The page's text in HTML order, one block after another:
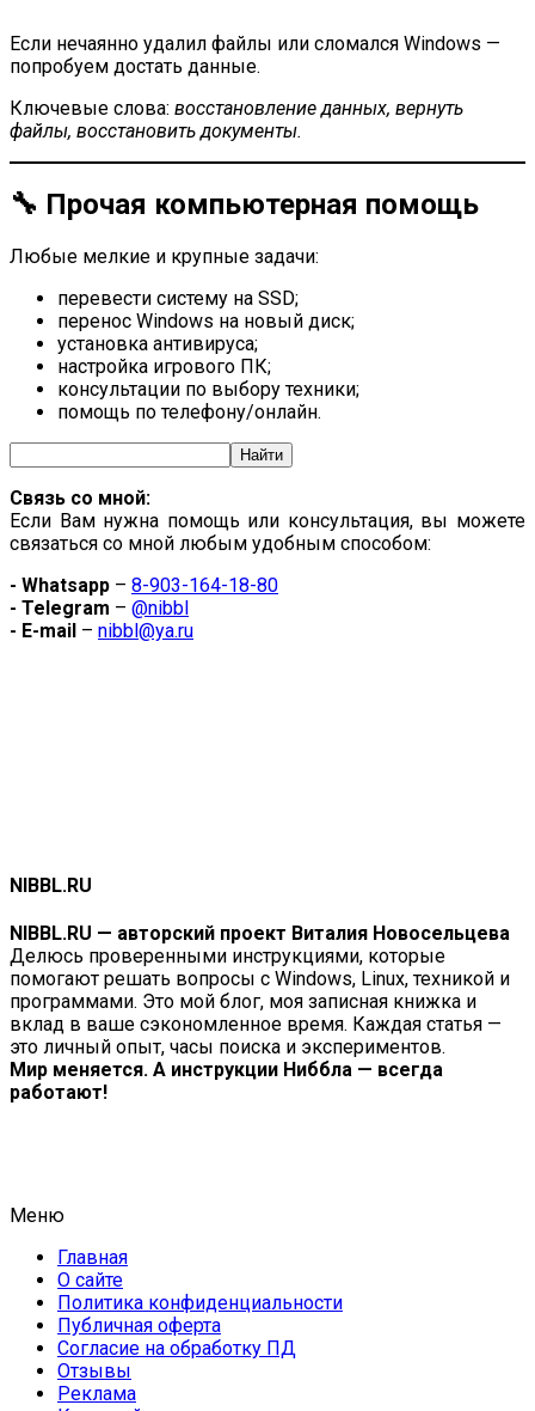
Если нечаянно удалил файлы или сломался Windows —
попробуем достать данные.
Ключевые слова: восстановление данных, вернуть
файлы, восстановить документы.
🔧 Прочая компьютерная помощь
Любые мелкие и крупные задачи:
перевести систему на SSD;
перенос Windows на новый диск;
установка антивируса;
настройка игрового ПК;
консультации по выбору техники;
помощь по телефону/онлайн.
Связь со мной:
Если Вам нужна помощь или консультация, вы можете
связаться со мной любым удобным способом:
- Whatsapp – 8-903-164-18-80
- Telegram – @nibbl
- E-mail – nibbl@ya.ru
NIBBL.RU
NIBBL.RU — авторский проект Виталия Новосельцева
Делюсь проверенными инструкциями, которые
помогают решать вопросы с Windows, Linux, техникой и
программами. Это мой блог, моя записная книжка и
вклад в ваше сэкономленное время. Каждая статья —
это личный опыт, часы поиска и экспериментов.
Мир меняется. А инструкции Ниббла — всегда
работают!
Меню
Главная
О сайте
Политика конфиденциальности
Публичная оферта
Согласие на обработку ПД
Отзывы
Реклама